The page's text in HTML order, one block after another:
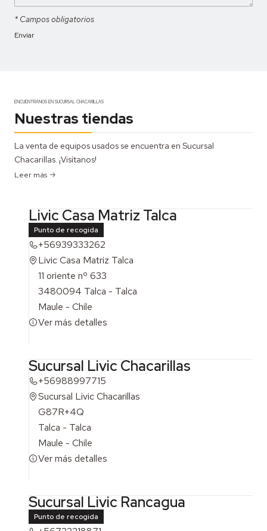
* Campos obligatorios
ENCUENTRÁNOS EN SUCURSAL CHACARILLAS
Nuestras tiendas
La venta de equipos usados se encuentra en Sucursal
Chacarillas. ¡Visítanos!
Leer más
Livic Casa Matriz Talca
Punto de recogida
+56939333262
Livic Casa Matriz Talca
11 oriente nº 633
3480094 Talca - Talca
Maule - Chile
Ver más detalles
Sucursal Livic Chacarillas
+56988997715
Sucursal Livic Chacarillas
G87R+4Q
Talca - Talca
Maule - Chile
Ver más detalles
Sucursal Livic Rancagua
Punto de recogida